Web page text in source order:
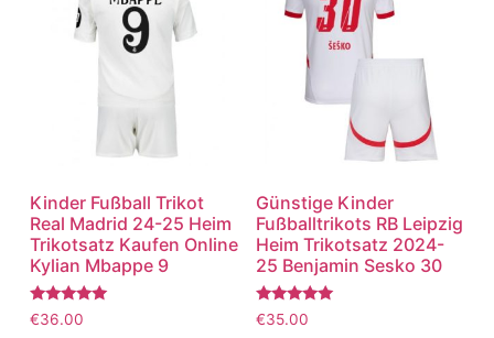
Kinder Fußball Trikot
Real Madrid 24-25 Heim
Trikotsatz Kaufen Online
Kylian Mbappe 9
Bewertet
mit
€36.00
Günstige Kinder
Fußballtrikots RB Leipzig
Heim Trikotsatz 2024-
25 Benjamin Sesko 30
Bewertet
mit
€35.00